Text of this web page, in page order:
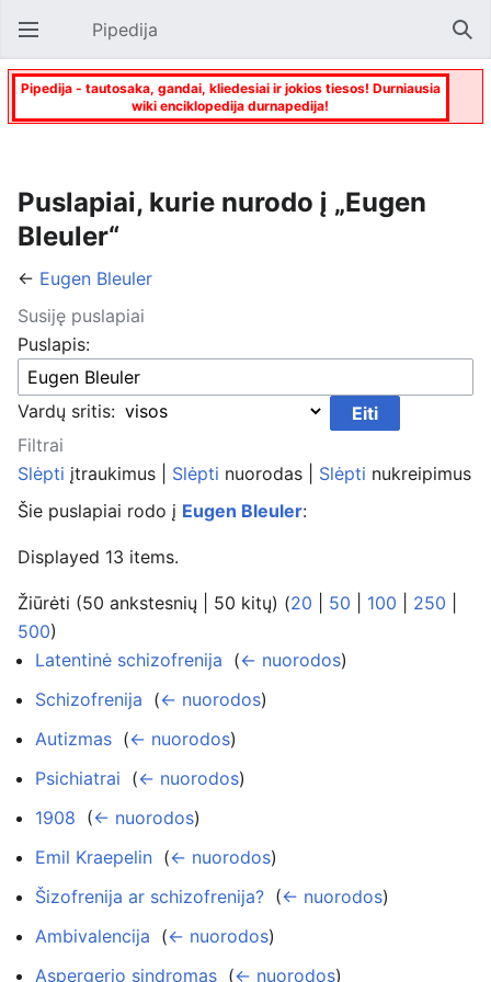
Atverti pagrindinį meniu Pipedija
Pipedija - tautosaka, gandai, kliedesiai ir jokios tiesos! Durniausia
wiki enciklopedija durnapedija!
Puslapiai, kurie nurodo į „Eugen
Bleuler“
← Eugen Bleuler
Susiję puslapiai
Puslapis:
Vardų sritis:
Filtrai
Slėpti įtraukimus | Slėpti nuorodas | Slėpti nukreipimus
Šie puslapiai rodo į Eugen Bleuler:
Displayed 13 items.
Žiūrėti (50 ankstesnių | 50 kitų) (20 50 100 250
500)
Latentinė schizofrenija (← nuorodos)
Schizofrenija (← nuorodos)
Autizmas (← nuorodos)
Psichiatrai (← nuorodos)
1908 (← nuorodos)
Emil Kraepelin (← nuorodos)
Šizofrenija ar schizofrenija? (← nuorodos)
Ambivalencija (← nuorodos)
Aspergerio sindromas (← nuorodos)